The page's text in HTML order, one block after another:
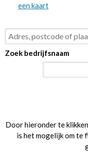
een kaart
Zoek bedrijfsnaam
Door hieronder te
is het mogelijk om te